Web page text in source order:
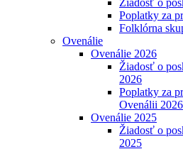
Žiadosť o
Poplatky za
Folklórna
Ovenálie
Ovenálie 2026
Žiadosť o
2026
Poplatky za
Ovenálii 2026
Ovenálie 2025
Žiadosť o
2025